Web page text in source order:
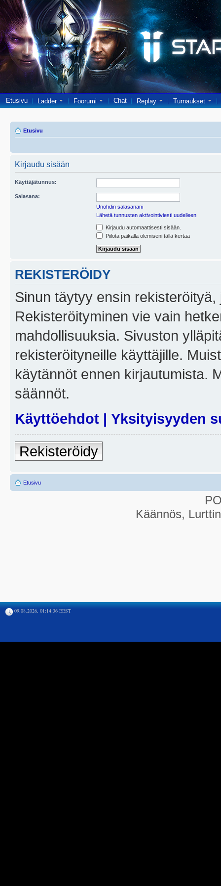
Etusivu Ladder Foorumi Chat Replay Turnaukset
Etusivu
Kirjaudu sisään
Käyttäjätunnus:
Salasana:
Unohdin salasanani
Lähetä tunnusten aktivointiviesti uudelleen
Kirjaudu automaattisesti sisään.
Piilota paikalla olemiseni tällä kertaa
REKISTERÖIDY
Sinun täytyy ensin
Rekisteröityminen vie vain
mahdollisuuksia. Sivuston
rekisteröityneille käyttäjille.
käytännöt ennen kirjautumista.
säännöt.
Käyttöehdot | Yksityisyyden
Rekisteröidy
Etusivu
Käännös,
09.08.2026, 01:14:36 EEST